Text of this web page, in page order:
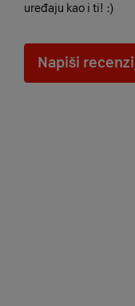
uređaju kao i ti! :)
Napiši